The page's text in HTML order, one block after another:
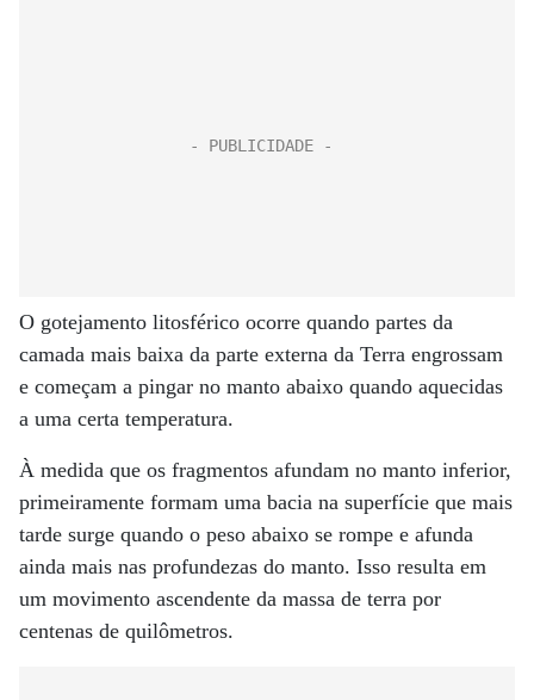
O gotejamento litosférico ocorre quando partes da
camada mais baixa da parte externa da Terra engrossam
e começam a pingar no manto abaixo quando aquecidas
a uma certa temperatura.
À medida que os fragmentos afundam no manto inferior,
primeiramente formam uma bacia na superfície que mais
tarde surge quando o peso abaixo se rompe e afunda
ainda mais nas profundezas do manto. Isso resulta em
um movimento ascendente da massa de terra por
centenas de quilômetros.